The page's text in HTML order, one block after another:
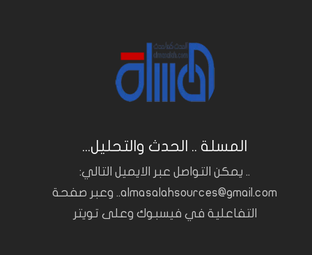
المسلة .. الحدث والتحليل...
.. يمكن التواصل عبر الايميل التالي:
almasalahsources@gmail.com.. وعبر صفحة
التفاعلية في فيسبوك وعلى تويتر